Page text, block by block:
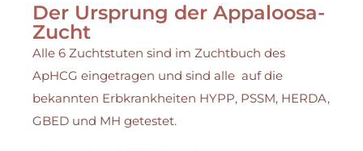
Der Ursprung der Appaloosa-
Zucht
Alle 6 Zuchtstuten sind im Zuchtbuch des
ApHCG eingetragen und sind alle auf die
bekannten Erbkrankheiten HYPP, PSSM, HERDA,
GBED und MH getestet.